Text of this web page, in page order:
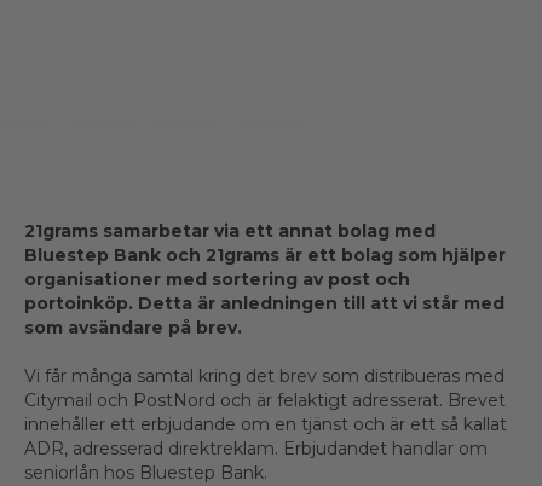
21grams samarbetar via ett annat bolag med
Bluestep Bank och 21grams är ett bolag som hjälper
organisationer med sortering av post och
portoinköp. Detta är anledningen till att vi står med
som avsändare på brev.
Vi får många samtal kring det brev som distribueras med
Citymail och PostNord och är felaktigt adresserat. Brevet
innehåller ett erbjudande om en tjänst och är ett så kallat
ADR, adresserad direktreklam. Erbjudandet handlar om
seniorlån hos Bluestep Bank.